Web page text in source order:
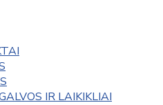
IR LAIKIKLIAI